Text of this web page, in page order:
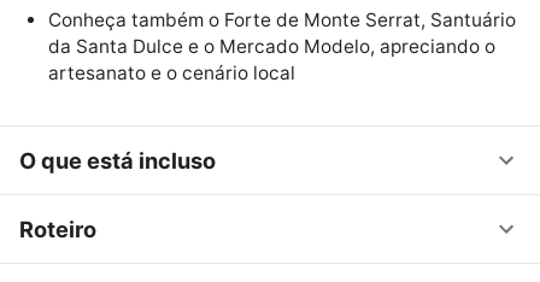
Conheça também o Forte de Monte Serrat, Santuário
da Santa Dulce e o Mercado Modelo, apreciando o
artesanato e o cenário local
O que está incluso
Roteiro